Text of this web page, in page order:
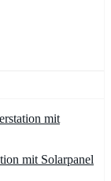
mit
mit Solarpanel